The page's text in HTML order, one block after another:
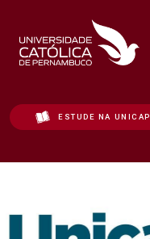
ESTUDE NA UNICAP